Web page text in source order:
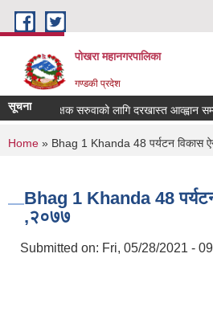
Skip to main content
पोखरा महानगरपालिका
गण्डकी प्रदेश
सूचनाशिक्षक सरुवाको लागि दरखास्त आव्ह्वान
You are here
Home » Bhag 1 Khanda 48 पर्यटन विकास
Bhag 1 Khanda 48
,२०७७
Submitted on: Fri, 05/28/2021 -